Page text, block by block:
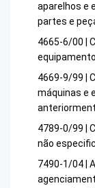
aparelhos e
partes e
4665-6/00 |
4669-9/99 |
máquinas e
4789-0/99 |
não
7490-1/04 |